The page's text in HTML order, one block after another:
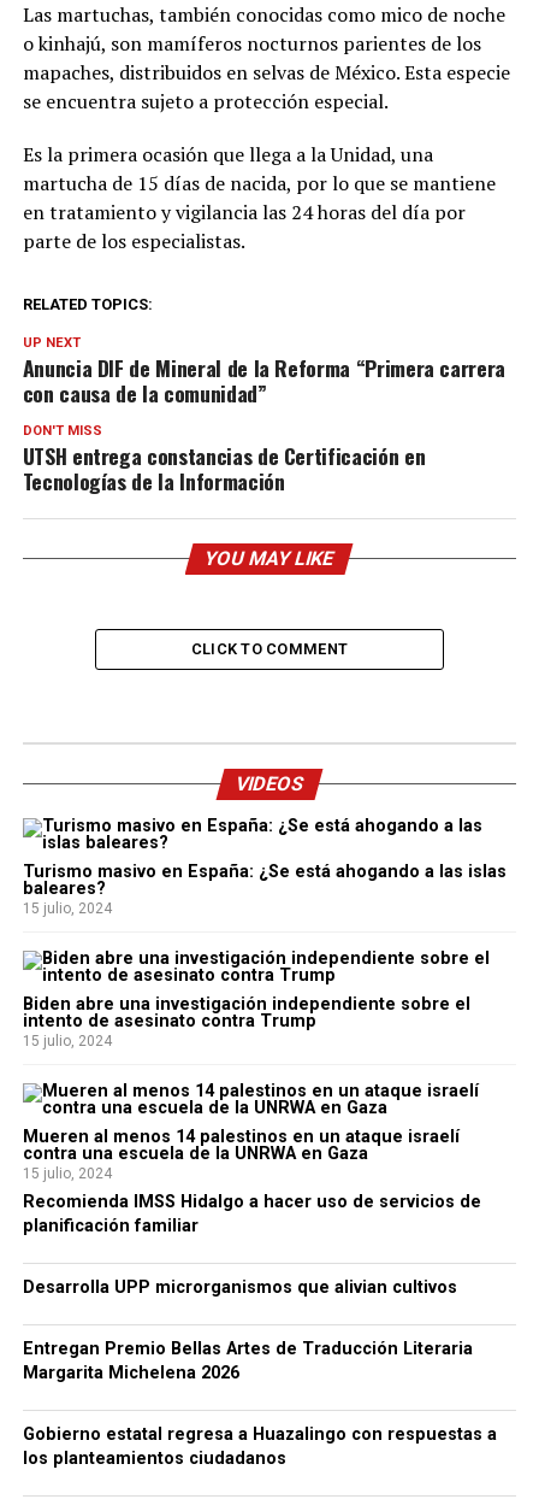
Las martuchas, también conocidas como mico de noche
o kinhajú, son mamíferos nocturnos parientes de los
mapaches, distribuidos en selvas de México. Esta especie
se encuentra sujeto a protección especial.
Es la primera ocasión que llega a la Unidad, una
martucha de 15 días de nacida, por lo que se mantiene
en tratamiento y vigilancia las 24 horas del día por
parte de los especialistas.
RELATED TOPICS:
UP NEXT
Anuncia DIF de Mineral de la Reforma “Primera carrera
con causa de la comunidad”
DON'T MISS
UTSH entrega constancias de Certificación en
Tecnologías de la Información
YOU MAY LIKE
CLICK TO COMMENT
VIDEOS
Turismo masivo en España: ¿Se está ahogando a las islas
baleares?
15 julio, 2024
Biden abre una investigación independiente sobre el
intento de asesinato contra Trump
15 julio, 2024
Mueren al menos 14 palestinos en un ataque israelí
contra una escuela de la UNRWA en Gaza
15 julio, 2024
Recomienda IMSS Hidalgo a hacer uso de servicios de
planificación familiar
Desarrolla UPP microrganismos que alivian cultivos
Entregan Premio Bellas Artes de Traducción Literaria
Margarita Michelena 2026
Gobierno estatal regresa a Huazalingo con respuestas a
los planteamientos ciudadanos